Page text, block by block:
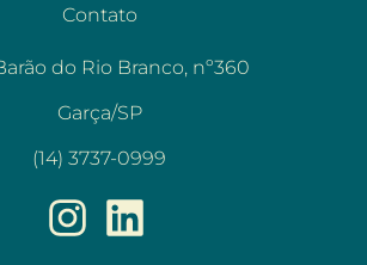
Contato
do Rio Branco, nº360
Garça/SP
(14) 3737-0999